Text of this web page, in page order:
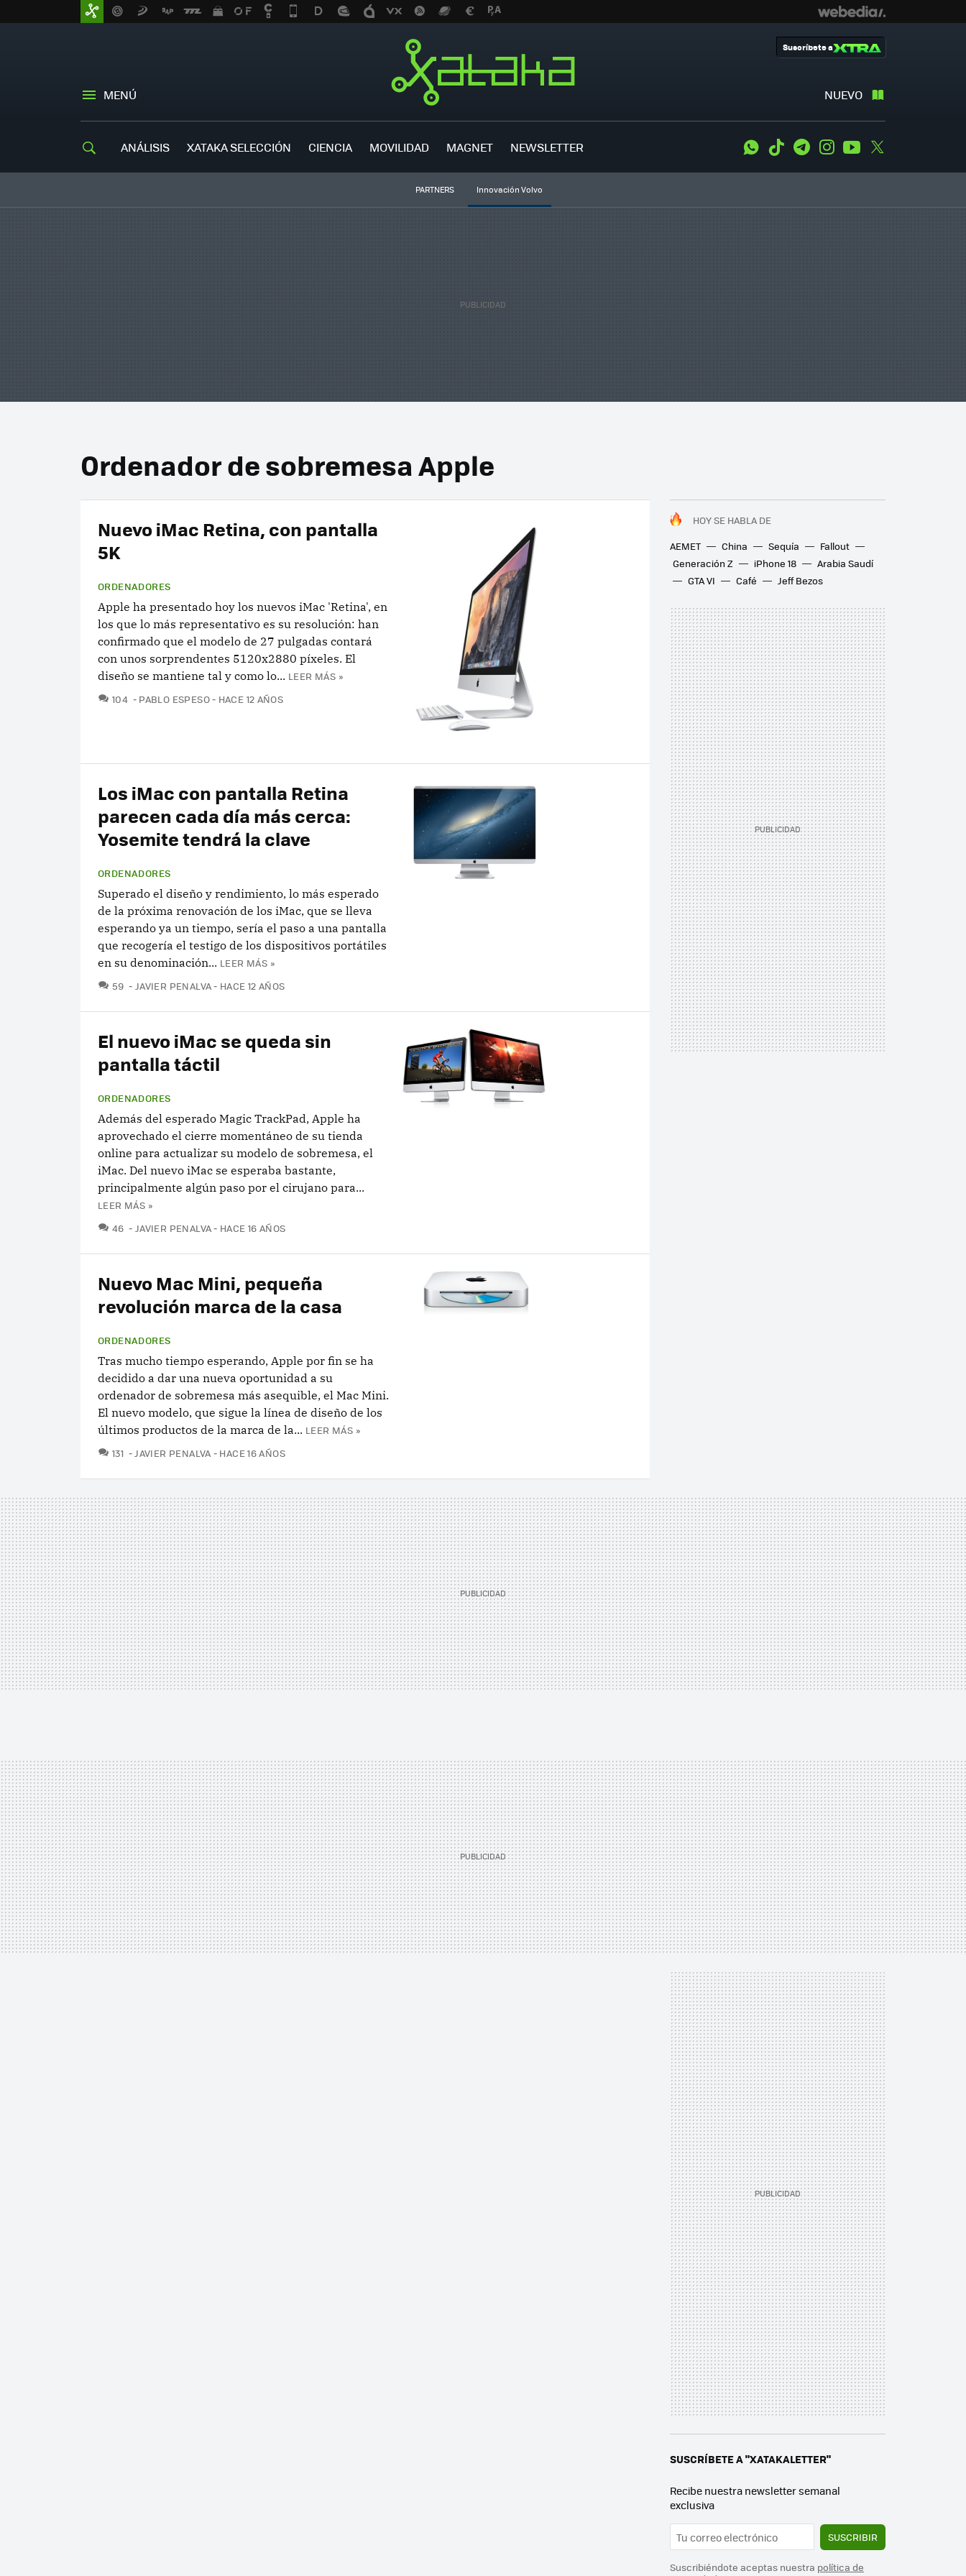
MENÚ NUEVO
Suscríbete a
ANÁLISIS XATAKA SELECCIÓN CIENCIA MOVILIDAD MAGNET NEWSLETTER WhatsApp
Tiktok TelegramInstagramYoutube
PARTNERS Innovación Volvo
Ordenador de sobremesa Apple
HOY SE HABLA DE
AEMET
China Sequía
Fallout
Generación Z
iPhone 18
Arabia Saudí
GTA VI
Café Jeff Bezos
Nuevo iMac Retina, con pantalla
5K
ORDENADORES
Apple ha presentado hoy los nuevos iMac 'Retina', en
los que lo más representativo es su resolución: han
confirmado que el modelo de 27 pulgadas contará
con unos sorprendentes 5120x2880 píxeles. El
diseño se mantiene tal y como lo... LEER MÁS »
104 COMENTARIOS
PABLO ESPESO HACE 12 AÑOS
Los iMac con pantalla Retina
parecen cada día más cerca:
Yosemite tendrá la clave
ORDENADORES
Superado el diseño y rendimiento, lo más esperado
de la próxima renovación de los iMac, que se lleva
esperando ya un tiempo, sería el paso a una pantalla
que recogería el testigo de los dispositivos portátiles
en su denominación... LEER MÁS »
59 COMENTARIOS
JAVIER PENALVA HACE 12 AÑOS
El nuevo iMac se queda sin
pantalla táctil
ORDENADORES
Además del esperado Magic TrackPad, Apple ha
aprovechado el cierre momentáneo de su tienda
online para actualizar su modelo de sobremesa, el
iMac. Del nuevo iMac se esperaba bastante,
principalmente algún paso por el cirujano para...
LEER MÁS »
46 COMENTARIOS
JAVIER PENALVA HACE 16 AÑOS
Nuevo Mac Mini, pequeña
revolución marca de la casa
ORDENADORES
Tras mucho tiempo esperando, Apple por fin se ha
decidido a dar una nueva oportunidad a su
ordenador de sobremesa más asequible, el Mac Mini.
El nuevo modelo, que sigue la línea de diseño de los
últimos productos de la marca de la... LEER MÁS »
131 COMENTARIOS
JAVIER PENALVA HACE 16 AÑOS
SUSCRÍBETE A "XATAKALETTER"
Recibe nuestra newsletter semanal
exclusiva
SUSCRIBIR
Suscribiéndote aceptas nuestra política de